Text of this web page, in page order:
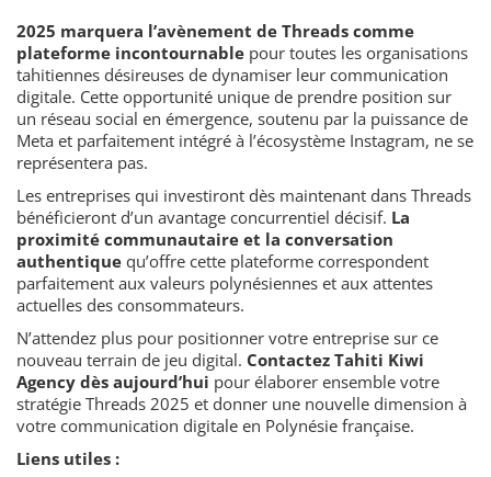
2025 marquera l’avènement de Threads comme
plateforme incontournable pour toutes les organisations
tahitiennes désireuses de dynamiser leur communication
digitale. Cette opportunité unique de prendre position sur
un réseau social en émergence, soutenu par la puissance de
Meta et parfaitement intégré à l’écosystème Instagram, ne se
représentera pas.
Les entreprises qui investiront dès maintenant dans Threads
bénéficieront d’un avantage concurrentiel décisif. La
proximité communautaire et la conversation
authentique qu’offre cette plateforme correspondent
parfaitement aux valeurs polynésiennes et aux attentes
actuelles des consommateurs.
N’attendez plus pour positionner votre entreprise sur ce
nouveau terrain de jeu digital. Contactez Tahiti Kiwi
Agency dès aujourd’hui pour élaborer ensemble votre
stratégie Threads 2025 et donner une nouvelle dimension à
votre communication digitale en Polynésie française.
Liens utiles :